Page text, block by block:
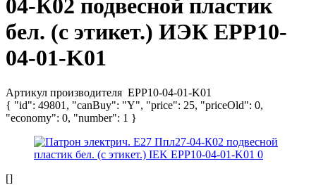
04-К02 подвесной пластик
бел. (с этикет.) ИЭК EPP10-
04-01-K01
Артикул производителя EPP10-04-01-K01
{ "id": 49801, "canBuy": "Y", "price": 25, "priceOld": 0,
"economy": 0, "number": 1 }
[]